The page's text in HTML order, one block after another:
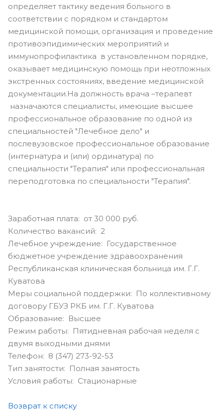
определяет тактику ведения больного в
соответствии с порядком и стандартом
медицинской помощи, организация и проведение
противоэпидимических мероприятий и
иммунопрофилактика в установленном порядке,
оказывает медицинскую помощь при неотложных
экстренных состояниях, введение медицинской
документации.На должность врача –терапевт
назначаются специалисты, имеющие высшее
профессиональное образование по одной из
специальностей "Лечебное дело" и
послевузовское профессиональное образование
(интернатура и (или) ординатура) по
специальности "Терапия" или профессиональная
переподготовка по специальности "Терапия".
Заработная плата: от 30 000 руб.
Количество вакансий: 2
Лечебное учреждение: Государственное
бюджетное учреждение здравоохранения
Республиканская клиническая больница им. Г.Г.
Куватова
Меры социальной поддержки: По коллективному
договору ГБУЗ РКБ им. Г.Г. Куватова
Образование: Высшее
Режим работы: Пятидневная рабочая неделя с
двумя выходными днями
Телефон: 8 (347) 273-92-53
Тип занятости: Полная занятость
Условия работы: Стационарные
Возврат к списку